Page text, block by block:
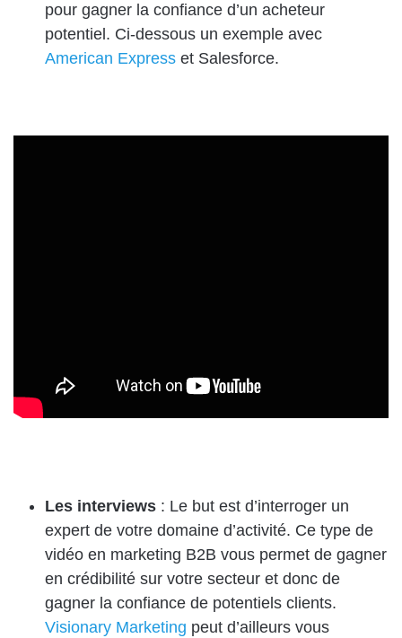
pour gagner la confiance d’un acheteur
potentiel. Ci-dessous un exemple avec
American Express et Salesforce.
Les interviews : Le but est d’interroger un
expert de votre domaine d’activité. Ce type de
vidéo en marketing B2B vous permet de gagner
en crédibilité sur votre secteur et donc de
gagner la confiance de potentiels clients.
Visionary Marketing peut d’ailleurs vous